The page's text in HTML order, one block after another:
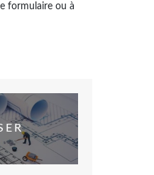
formulaire ou à